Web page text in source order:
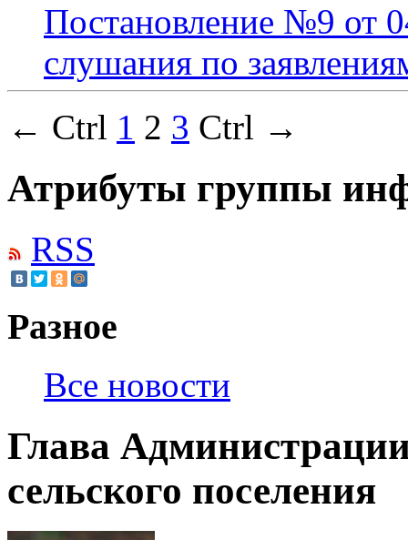
Постановление №9 от
слушания по
← Ctrl 1 2 3 Ctrl →
Атрибуты группы
RSS
Разное
Все новости
Глава
сельского поселения